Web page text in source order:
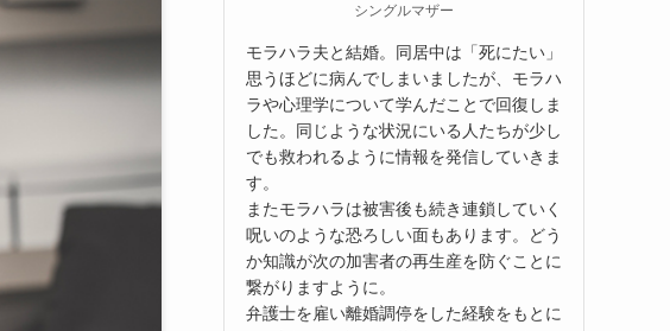
シングルマザー
モラハラ夫と結婚。同居中は「死にたい」
思うほどに病んでしまいましたが、モラハ
ラや心理学について学んだことで回復しま
した。同じような状況にいる人たちが少し
でも救われるように情報を発信していきま
す。
またモラハラは被害後も続き連鎖していく
呪いのような恐ろしい面もあります。どう
か知識が次の加害者の再生産を防ぐことに
繋がりますように。
弁護士を雇い離婚調停をした経験をもとに